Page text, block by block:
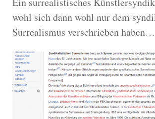
wohl sich dann wohl nur dem
Surrealismus verschrieben haben…